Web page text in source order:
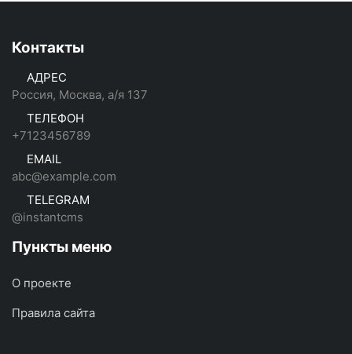
Контакты
АДРЕС
Россия, Москва, а/я 137
ТЕЛЕФОН
+7123456789
EMAIL
abc@example.com
TELEGRAM
@instantcms
Пункты меню
О проекте
Правила сайта